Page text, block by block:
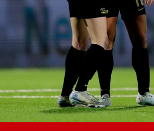
Jong AZ
Seizoenkaart